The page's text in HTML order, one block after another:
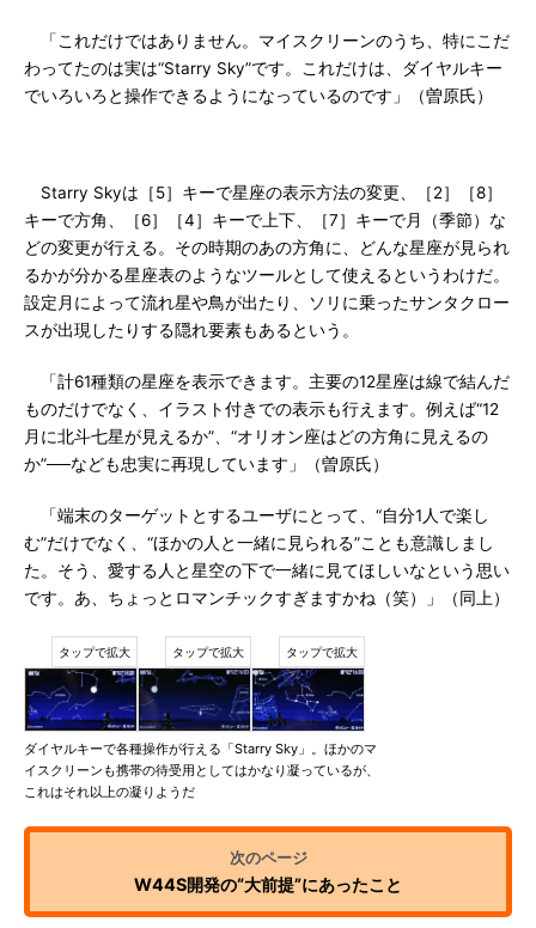
「これだけではありません。マイスクリーンのうち、特にこだ
わってたのは実は“Starry Sky”です。これだけは、ダイヤルキー
でいろいろと操作できるようになっているのです」（曽原氏）
Starry Skyは［5］キーで星座の表示方法の変更、［2］［8］
キーで方角、［6］［4］キーで上下、［7］キーで月（季節）な
どの変更が行える。その時期のあの方角に、どんな星座が見られ
るかが分かる星座表のようなツールとして使えるというわけだ。
設定月によって流れ星や鳥が出たり、ソリに乗ったサンタクロー
スが出現したりする隠れ要素もあるという。
「計61種類の星座を表示できます。主要の12星座は線で結んだ
ものだけでなく、イラスト付きでの表示も行えます。例えば“12
月に北斗七星が見えるか”、“オリオン座はどの方角に見えるの
か”──なども忠実に再現しています」（曽原氏）
「端末のターゲットとするユーザにとって、“自分1人で楽し
む”だけでなく、“ほかの人と一緒に見られる”ことも意識しまし
た。そう、愛する人と星空の下で一緒に見てほしいなという思い
です。あ、ちょっとロマンチックすぎますかね（笑）」（同上）
ダイヤルキーで各種操作が行える「Starry Sky」。ほかのマ
イスクリーンも携帯の待受用としてはかなり凝っているが、
これはそれ以上の凝りようだ
W44S開発の“大前提”にあったこと